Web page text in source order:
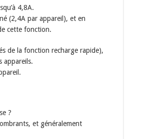
4,8A.
(2,4A par appareil), et en
cette fonction.
de la fonction recharge rapide),
appareils.
?
et généralement